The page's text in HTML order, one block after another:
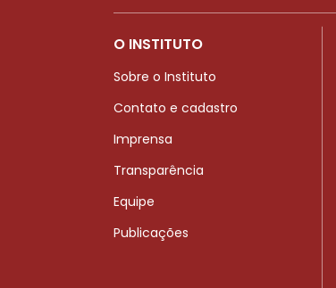
O INSTITUTO
Sobre o Instituto
Contato e cadastro
Imprensa
Transparência
Equipe
Publicações